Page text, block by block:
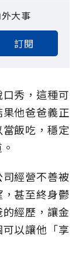
大事
訂閱
秀，這種可
他爸爸義正
飯吃，穩定
經營不善被
甚至終身鬱
經歷，讓金
以讓他「享